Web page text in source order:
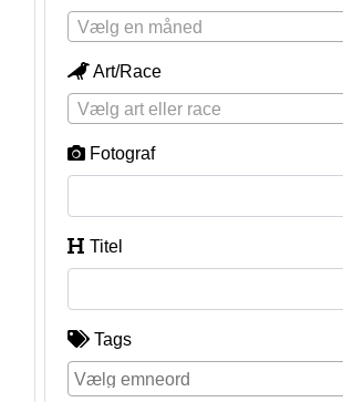
Vælg en måned
Art/Race
Vælg art eller race
Fotograf
Titel
Tags